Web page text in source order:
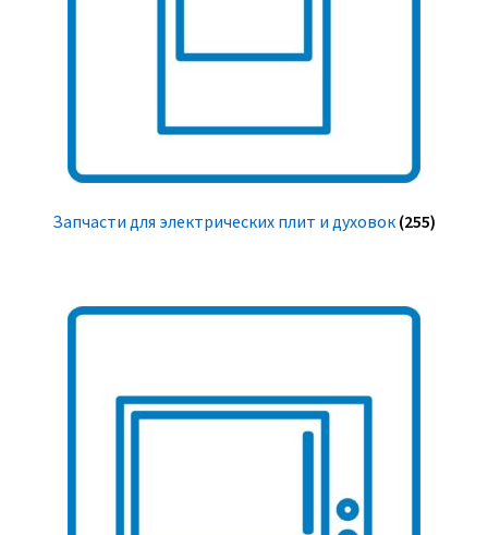
Запчасти для электрических плит и духовок (255)